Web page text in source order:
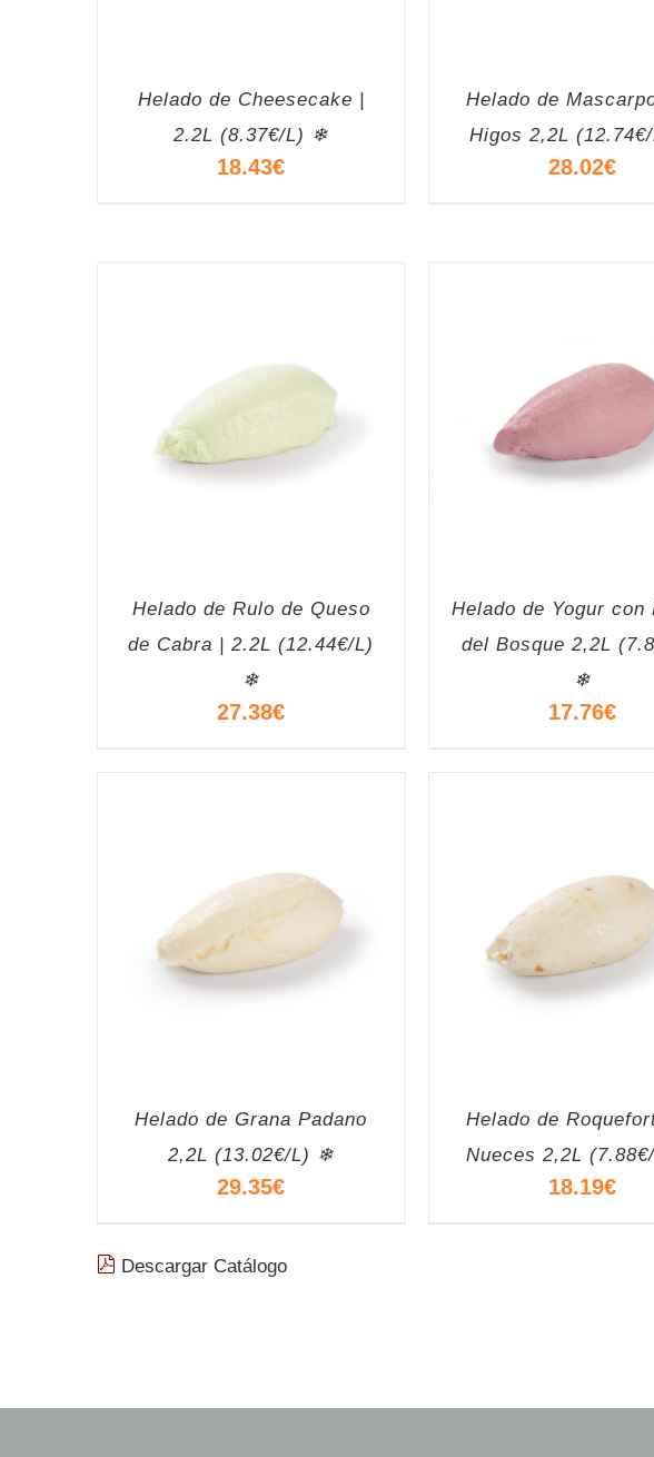
Helado de Cheesecake |
2.2L (8.37€/L) ❄
18.43€
Helado de
Higos 2,2L
28.02€
Helado de Rulo de Queso
de Cabra | 2.2L (12.44€/L)
❄
27.38€
Helado de Yogur con
del Bosque 2,2L
❄
17.76€
Helado de Grana Padano
2,2L (13.02€/L) ❄
29.35€
Helado de
Nueces 2,2L
18.19€
Descargar Catálogo